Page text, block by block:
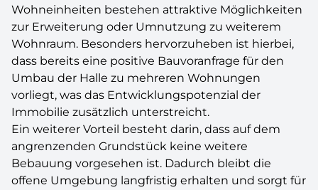
Wohneinheiten bestehen attraktive Möglichkeiten
zur Erweiterung oder Umnutzung zu weiterem
Wohnraum. Besonders hervorzuheben ist hierbei,
dass bereits eine positive Bauvoranfrage für den
Umbau der Halle zu mehreren Wohnungen
vorliegt, was das Entwicklungspotenzial der
Immobilie zusätzlich unterstreicht.
Ein weiterer Vorteil besteht darin, dass auf dem
angrenzenden Grundstück keine weitere
Bebauung vorgesehen ist. Dadurch bleibt die
offene Umgebung langfristig erhalten und sorgt für